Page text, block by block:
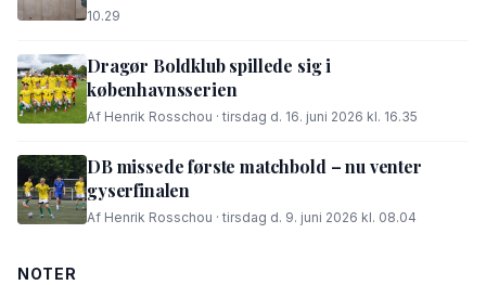
10.29
Dragør Boldklub spillede sig i
københavnsserien
Af Henrik Rosschou · tirsdag d. 16. juni 2026 kl. 16.35
DB missede første matchbold – nu venter
gyserfinalen
Af Henrik Rosschou · tirsdag d. 9. juni 2026 kl. 08.04
NOTER